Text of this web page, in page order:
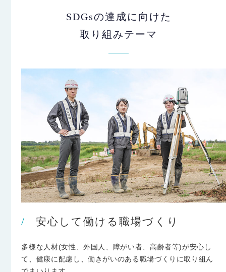
SDGsの達成に向けた
取り組みテーマ
安心して働ける職場づくり
多様な人材(女性、外国人、障がい者、高齢者等)が安心し
て、 健康に配慮し、働きがいのある職場づくりに取り組ん